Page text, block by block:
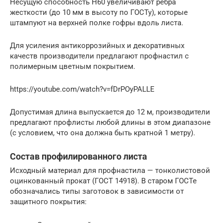
Несущую способность Н60 увеличивают ребра
жесткости (до 10 мм в высоту по ГОСТу), которые
штампуют на верхней полке гофры вдоль листа.
Для усиления антикоррозийных и декоративных
качеств производители предлагают профнастил с
полимерным цветным покрытием.
https://youtube.com/watch?v=fDrPOyPALLE
Допустимая длина выпускается до 12 м, производители
предлагают профлисты любой длины в этом диапазоне
(с условием, что она должна быть кратной 1 метру).
Состав профилированного листа
Исходный материал для профнастила — тонколистовой
оцинкованный прокат (ГОСТ 14918). В старом ГОСТе
обозначались типы заготовок в зависимости от
защитного покрытия: